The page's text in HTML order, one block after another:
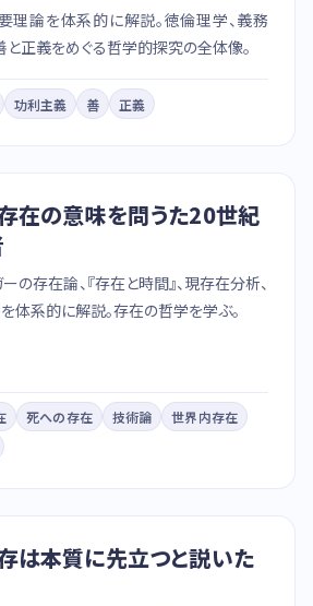
理論を体系的に解説。徳倫理学、義務
と正義をめぐる哲学的探究の全体像。
功利主義 善 正義
在の意味を問うた20世紀
の存在論、『存在と時間』、現存在分析、
体系的に解説。存在の哲学を学ぶ。
死への存在 技術論
世界内存在
は本質に先立つと説いた